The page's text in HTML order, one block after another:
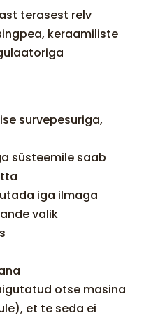
terasest relv
keraamiliste
survepesuriga,
süsteemile saab
iga ilmaga
valik
otse masina
et te seda ei